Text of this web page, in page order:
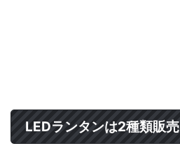
LEDランタンは2種類販売